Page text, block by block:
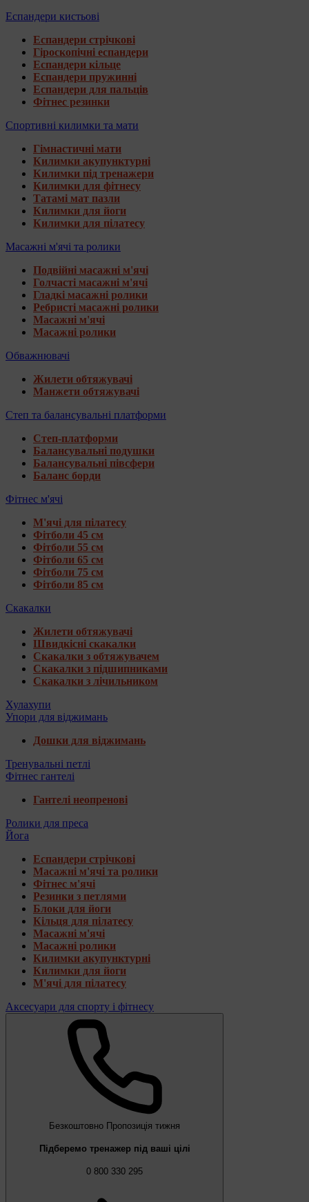
Еспандери кистьові
Еспандери стрічкові
Гіроскопічні еспандери
Еспандери кільце
Еспандери пружинні
Еспандери для пальців
Фітнес резинки
Спортивні килимки та мати
Гімнастичні мати
Килимки акупунктурні
Килимки під тренажери
Килимки для фітнесу
Татамі мат пазли
Килимки для йоги
Килимки для пілатесу
Масажні м'ячі та ролики
Подвійні масажні м'ячі
Голчасті масажні м'ячі
Гладкі масажні ролики
Ребристі масажні ролики
Масажні м'ячі
Масажні ролики
Обважнювачі
Жилети обтяжувачі
Манжети обтяжувачі
Степ та балансувальні платформи
Степ-платформи
Балансувальні подушки
Балансувальні півсфери
Баланс борди
Фітнес м'ячі
М'ячі для пілатесу
Фітболи 45 см
Фітболи 55 см
Фітболи 65 см
Фітболи 75 см
Фітболи 85 см
Скакалки
Жилети обтяжувачі
Швидкісні скакалки
Скакалки з обтяжувачем
Скакалки з підшипниками
Скакалки з лічильником
Хулахупи
Упори для віджимань
Дошки для віджимань
Тренувальні петлі
Фітнес гантелі
Гантелі неопренові
Ролики для преса
Йога
Еспандери стрічкові
Масажні м'ячі та ролики
Фітнес м'ячі
Резинки з петлями
Блоки для йоги
Кільця для пілатесу
Масажні м'ячі
Масажні ролики
Килимки акупунктурні
Килимки для йоги
М'ячі для пілатесу
Аксесуари для спорту і фітнесу
Безкоштовно Пропозиція тижня
Підберемо тренажер під ваші цілі
0 800 330 295